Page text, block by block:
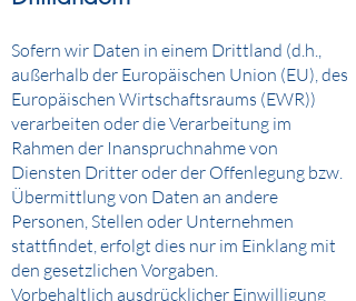
Sofern wir Daten in einem Drittland (d.h.,
außerhalb der Europäischen Union (EU), des
Europäischen Wirtschaftsraums (EWR))
verarbeiten oder die Verarbeitung im
Rahmen der Inanspruchnahme von
Diensten Dritter oder der Offenlegung bzw.
Übermittlung von Daten an andere
Personen, Stellen oder Unternehmen
stattfindet, erfolgt dies nur im Einklang mit
den gesetzlichen Vorgaben.
Vorbehaltlich ausdrücklicher Einwilligung